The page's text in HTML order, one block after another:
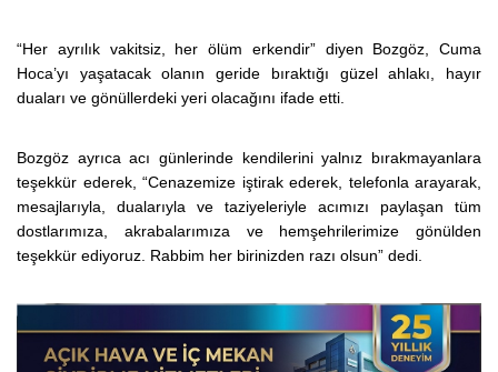
“Her ayrılık vakitsiz, her ölüm erkendir” diyen Bozgöz, Cuma
Hoca’yı yaşatacak olanın geride bıraktığı güzel ahlakı, hayır
duaları ve gönüllerdeki yeri olacağını ifade etti.
Bozgöz ayrıca acı günlerinde kendilerini yalnız bırakmayanlara
teşekkür ederek, “Cenazemize iştirak ederek, telefonla arayarak,
mesajlarıyla, dualarıyla ve taziyeleriyle acımızı paylaşan tüm
dostlarımıza, akrabalarımıza ve hemşehrilerimize gönülden
teşekkür ediyoruz. Rabbim her birinizden razı olsun” dedi.